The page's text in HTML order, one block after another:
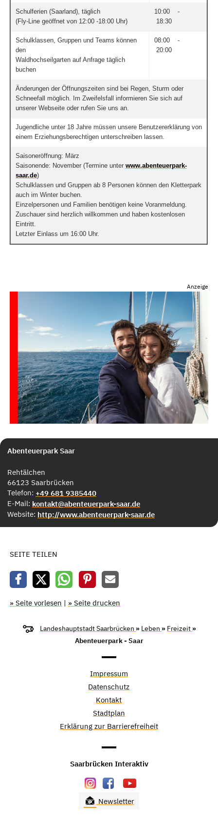
Schulferien (Saarland), täglich
(Fly-Line geöffnet von 12:00 -18:00 Uhr)
10:00 -
18:30
Schulklassen, Gruppen und Teams können
den
Waldhochseilgarten auf Anfrage täglich
buchen
08:00 -
20:00
Änderungen der Öffnungszeiten sind bei Regen, Sturm oder
Schneefall möglich. Im Zweifelsfall informieren Sie sich auf
unserer Webseite oder rufen Sie uns an.
Jugendliche unter 18 Jahre müssen unsere Benutzererklärung von
einem Erziehungsberechtigen unterschreiben lassen.
Saisoneröffnung: März
Saisonende: November (Termine unter www.abenteuerpark-
saar.de)
Schulklassen und Gruppen ab 8 Personen können den Kletterpark
auch im Winter buchen.
Einzelpersonen und Familien benötigen keine Voranmeldung.
Zuschauer sind herzlich willkommen und haben kostenlosen
Eintritt.
Letzter Einlass um 16:00 Uhr.
Anzeige
Abenteuerpark Saar
Rehtälchen
66123 Saarbrücken
Telefon: +49 681 9385440
E-Mail: kontakt@abenteuerpark-saar.de
Website: http://www.abenteuerpark-saar.de
SEITE TEILEN
» Seite vorlesen | » Seite drucken
Landeshauptstadt Saarbrücken » Leben » Freizeit »
Abenteuerpark - Saar
Impressum
Datenschutz
Kontakt
Stadtplan
Erklärung zur Barrierefreiheit
Saarbrücken Interaktiv
Newsletter